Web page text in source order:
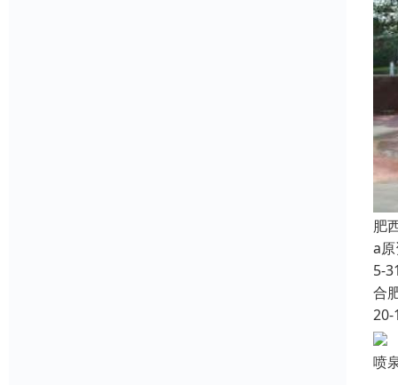
肥
a
5-
合
20-
喷